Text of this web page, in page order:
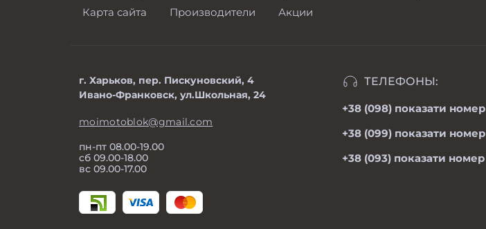
Карта сайта
Производители Акции
г. Харьков, пер. Пискуновский, 4
Ивано-Франковск, ул.Школьная, 24
moimotoblok@gmail.com
пн-пт 08.00-19.00
сб 09.00-18.00
вс 09.00-17.00
ТЕЛЕФОНЫ:
+38 (098) показати номер
+38 (099) показати номер
+38 (093) показати номер